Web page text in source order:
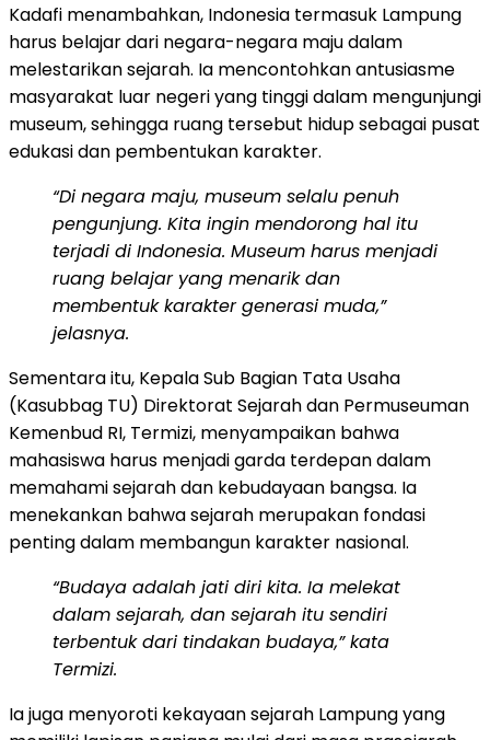
Kadafi menambahkan, Indonesia termasuk Lampung
harus belajar dari negara-negara maju dalam
melestarikan sejarah. Ia mencontohkan antusiasme
masyarakat luar negeri yang tinggi dalam mengunjungi
museum, sehingga ruang tersebut hidup sebagai pusat
edukasi dan pembentukan karakter.
“Di negara maju, museum selalu penuh
pengunjung. Kita ingin mendorong hal itu
terjadi di Indonesia. Museum harus menjadi
ruang belajar yang menarik dan
membentuk karakter generasi muda,”
jelasnya.
Sementara itu, Kepala Sub Bagian Tata Usaha
(Kasubbag TU) Direktorat Sejarah dan Permuseuman
Kemenbud RI, Termizi, menyampaikan bahwa
mahasiswa harus menjadi garda terdepan dalam
memahami sejarah dan kebudayaan bangsa. Ia
menekankan bahwa sejarah merupakan fondasi
penting dalam membangun karakter nasional.
“Budaya adalah jati diri kita. Ia melekat
dalam sejarah, dan sejarah itu sendiri
terbentuk dari tindakan budaya,” kata
Termizi.
Ia juga menyoroti kekayaan sejarah Lampung yang